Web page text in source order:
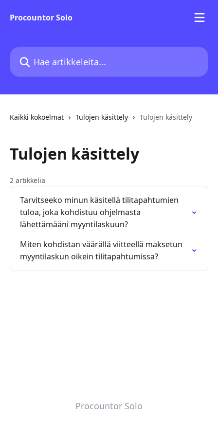
Procountor Solo
Hae artikkeleita...
Kaikki kokoelmat Tulojen käsittely Tulojen käsittely
Tulojen käsittely
2 artikkelia
Tarvitseeko minun käsitellä tilitapahtumien
tuloa, joka kohdistuu ohjelmasta
lähettämääni myyntilaskuun?
Miten kohdistan väärällä viitteellä maksetun
myyntilaskun oikein tilitapahtumissa?
Procountor Solo